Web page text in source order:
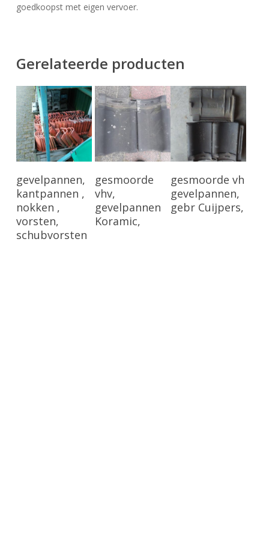
goedkoopst met eigen vervoer.
Gerelateerde producten
Bekijk Product
gevelpannen,
kantpannen ,
nokken ,
vorsten,
schubvorsten
Bekijk Product
gesmoorde
vhv,
gevelpannen
Koramic,
Bekijk Product
gesmoorde vh
gevelpannen,
gebr Cuijpers,